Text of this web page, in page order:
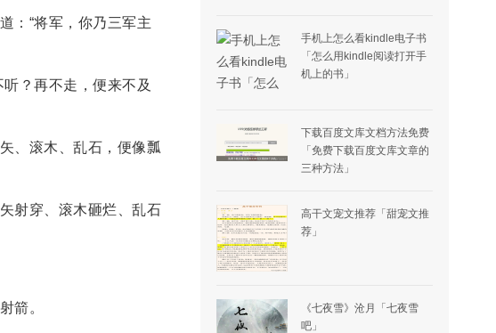
：“将军，你乃三军主
？再不走，便来不及
、滚木、乱石，便像瓢
射穿、滚木砸烂、乱石
箭。
手机上怎么看kindle电子书
「怎么用kindle阅读打开手
机上的书」
下载百度文库文档方法免费
「免费下载百度文库文章的
三种方法」
高干文宠文推荐「甜宠文推
荐」
《七夜雪》沧月「七夜雪
吧」